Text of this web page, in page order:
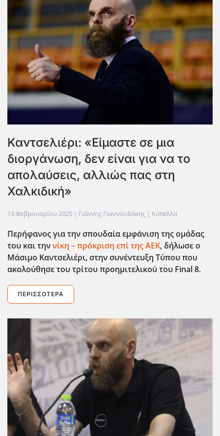
Καντσελιέρι: «Είμαστε σε μια
διοργάνωση, δεν είναι για να το
απολαύσεις, αλλιώς πας στη
Χαλκιδική»
13 Φεβρουαρίου 2025 | Γιάννης Γιαννουδάκης | Κύπελλο
Περήφανος για την σπουδαία εμφάνιση της ομάδας
του και τηννίκη – πρόκριση επί της ΑΕΚ, δήλωσε ο
Μάσιμο Καντσελιέρι, στην συνέντευξη Τύπου που
ακολούθησε του τρίτου προημιτελικού του Final8.
ΠΕΡΙΣΣΌΤΕΡΑ